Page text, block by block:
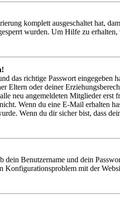
komplett ausgeschaltet hat,
wurden. Um Hilfe zu
das richtige Passwort eingegeben
Eltern oder deiner
neu angemeldeten Mitglieder
Wenn du eine E-Mail erhalten
Wenn du dir sicher bist, dass
Benutzername und dein
Konfigurationsproblem mit der